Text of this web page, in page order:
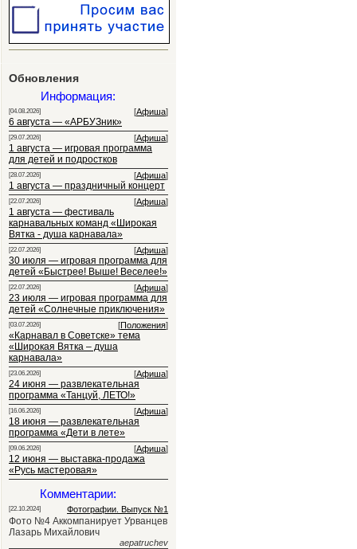
Обновления
Информация:
[04.08.2026] [Афиша]
6 августа — «АРБУЗник»
[29.07.2026] [Афиша]
1 августа — игровая программа
для детей и подростков
[28.07.2026] [Афиша]
1 августа — праздничный концерт
[22.07.2026] [Афиша]
1 августа — фестиваль
карнавальных команд «Широкая
Вятка - душа карнавала»
[22.07.2026] [Афиша]
30 июля — игровая программа для
детей «Быстрее! Выше! Веселее!»
[22.07.2026] [Афиша]
23 июля — игровая программа для
детей «Солнечные приключения»
[03.07.2026] [Положения]
«Карнавал в Советске» тема
«Широкая Вятка – душа
карнавала»
[23.06.2026] [Афиша]
24 июня — развлекательная
программа «Танцуй, ЛЕТО!»
[16.06.2026] [Афиша]
18 июня — развлекательная
программа «Дети в лете»
[09.06.2026] [Афиша]
12 июня — выставка-продажа
«Русь мастеровая»
Комментарии:
[22.10.2024] Фотографии. Выпуск №1
Фото №4 Аккомпанирует Урванцев
Лазарь Михайлович
aepatruchev